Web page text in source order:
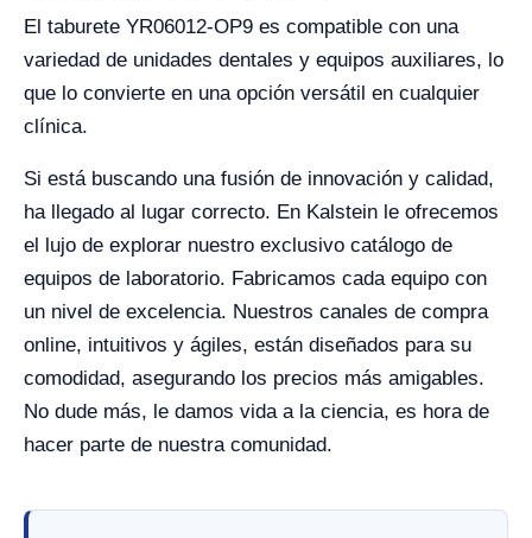
El taburete YR06012-OP9 es compatible con una
variedad de unidades dentales y equipos auxiliares, lo
que lo convierte en una opción versátil en cualquier
clínica.
Si está buscando una fusión de innovación y calidad,
ha llegado al lugar correcto. En Kalstein le ofrecemos
el lujo de explorar nuestro exclusivo catálogo de
equipos de laboratorio. Fabricamos cada equipo con
un nivel de excelencia. Nuestros canales de compra
online, intuitivos y ágiles, están diseñados para su
comodidad, asegurando los precios más amigables.
No dude más, le damos vida a la ciencia, es hora de
hacer parte de nuestra comunidad.